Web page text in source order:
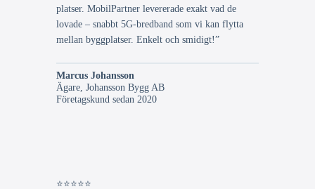
platser. MobilPartner levererade exakt vad de
lovade – snabbt 5G-bredband som vi kan flytta
mellan byggplatser. Enkelt och smidigt!”
Marcus Johansson
Ägare, Johansson Bygg AB
Företagskund sedan 2020
⭐⭐⭐⭐⭐